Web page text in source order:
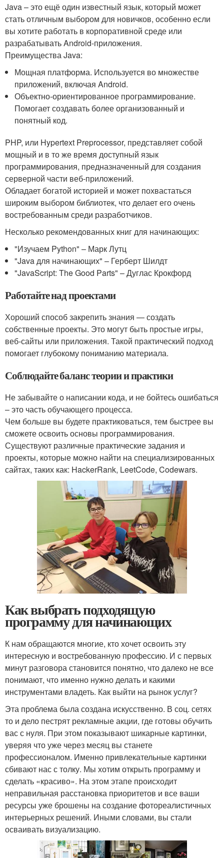
Java – это ещё один известный язык, который может
стать отличным выбором для новичков, особенно если
вы хотите работать в корпоративной среде или
разрабатывать Android-приложения.
Преимущества Java:
Мощная платформа. Используется во множестве
приложений, включая Android.
Объектно-ориентированное программирование.
Помогает создавать более организованный и
понятный код.
PHP, или Hypertext Preprocessor, представляет собой
мощный и в то же время доступный язык
программирования, предназначенный для создания
серверной части веб-приложений.
Обладает богатой историей и может похвастаться
широким выбором библиотек, что делает его очень
востребованным среди разработчиков.
Несколько рекомендованных книг для начинающих:
"Изучаем Python" – Марк Лутц
"Java для начинающих" – Герберт Шилдт
"JavaScript: The Good Parts" – Дуглас Крокфорд
Работайте над проектами
Хороший способ закрепить знания — создать
собственные проекты. Это могут быть простые игры,
веб-сайты или приложения. Такой практический подход
помогает глубокому пониманию материала.
Соблюдайте баланс теории и практики
Не забывайте о написании кода, и не бойтесь ошибаться
– это часть обучающего процесса.
Чем больше вы будете практиковаться, тем быстрее вы
сможете освоить основы программирования.
Существуют различные практические задания и
проекты, которые можно найти на специализированных
сайтах, таких как: HackerRank, LeetCode, Codewars.
Как выбрать подходящую
программу для начинающих
К нам обращаются многие, кто хочет освоить эту
интересную и востребованную профессию. И с первых
минут разговора становится понятно, что далеко не все
понимают, что именно нужно делать и какими
инструментами владеть. Как выйти на рынок услуг?
Эта проблема была создана искусственно. В соц. сетях
то и дело пестрят рекламные акции, где готовы обучить
вас с нуля. При этом показывают шикарные картинки,
уверяя что уже через месяц вы станете
профессионалом. Именно привлекательные картинки
сбивают нас с толку. Мы хотим открыть программу и
сделать «красиво». На этом этапе происходит
неправильная расстановка приоритетов и все ваши
ресурсы уже брошены на создание фотореалистичных
интерьерных решений. Иными словами, вы стали
осваивать визуализацию.